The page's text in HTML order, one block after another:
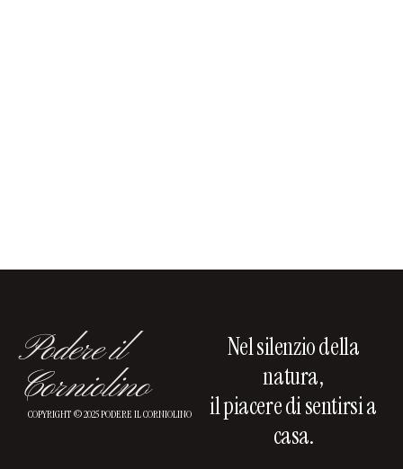
Podere il
Corniolino
COPYRIGHT © 2025 PODERE IL CORNIOLINO
Nel silenzio della
natura,
il piacere di sentirsi a
casa.